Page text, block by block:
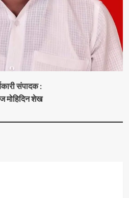
संपादक :
मोहिदिन शेख